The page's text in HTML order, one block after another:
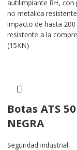
autilimpiante RH, con
no metalica
impacto de hasta
resistente a la
(15KN)
Botas ATS
NEGRA
Seguridad industrial,